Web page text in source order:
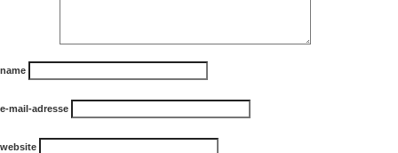
name
e-mail-adresse
website